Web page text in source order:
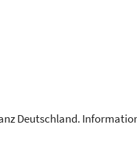
Deutschland.